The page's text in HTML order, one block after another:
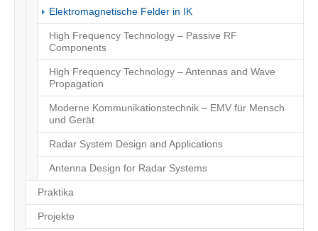
Elektromagnetische Felder in IK(current)
High Frequency Technology – Passive RF
Components
High Frequency Technology – Antennas and Wave
Propagation
Moderne Kommunikationstechnik – EMV für Mensch
und Gerät
Radar System Design and Applications
Antenna Design for Radar Systems
Praktika
Projekte